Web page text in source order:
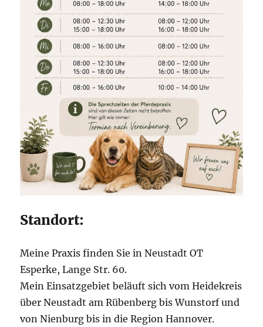
Standort:
Meine Praxis finden Sie in Neustadt OT
Esperke, Lange Str. 60.
Mein Einsatzgebiet beläuft sich vom Heidekreis
über Neustadt am Rübenberg bis Wunstorf und
von Nienburg bis in die Region Hannover.